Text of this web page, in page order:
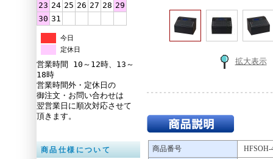
23 24 25 26 27 28 29
30 31
今日
定休日
営業時間 10～12時、13～
18時
営業時間外・定休日の
御注文・お問い合わせは
翌営業日に順次対応させて
頂きます。
商品仕様について
拡大表示
商品番号
HFSOH-